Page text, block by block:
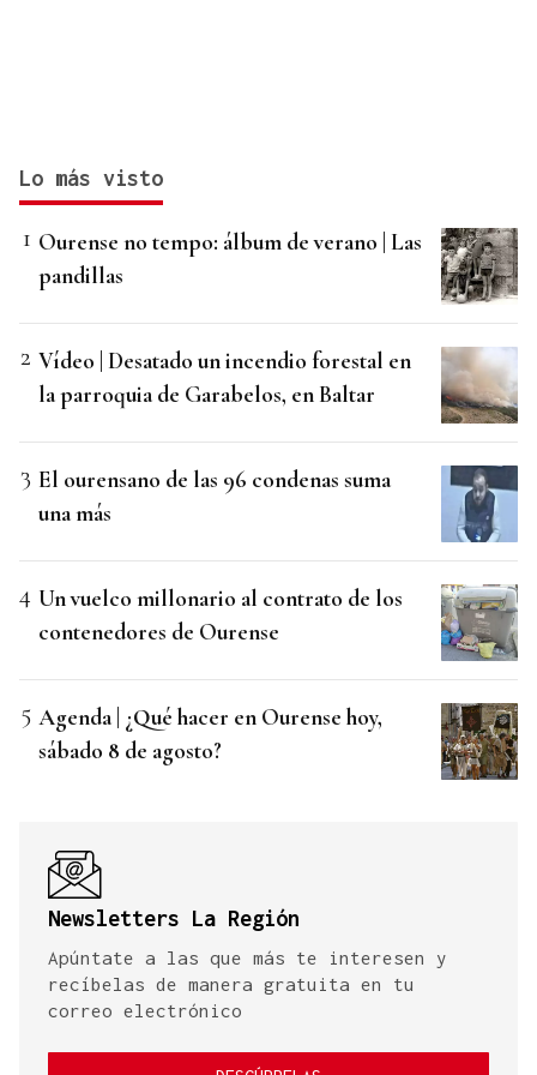
Lo más visto
Ourense no tempo: álbum de verano | Las
pandillas
Vídeo | Desatado un incendio forestal en
la parroquia de Garabelos, en Baltar
El ourensano de las 96 condenas suma
una más
Un vuelco millonario al contrato de los
contenedores de Ourense
Agenda | ¿Qué hacer en Ourense hoy,
sábado 8 de agosto?
Newsletters La Región
Apúntate a las que más te interesen y
recíbelas de manera gratuita en tu
correo electrónico